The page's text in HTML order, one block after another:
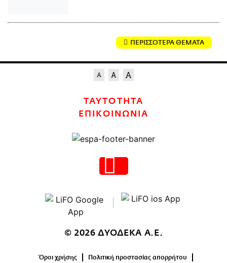
ΠΕΡΙΣΣΟΤΕΡΑ ΘΕΜΑΤΑ
ΤΑΥΤΟΤΗΤΑ
ΕΠΙΚΟΙΝΩΝΙΑ
© 2026 ΔΥΟΔΕΚΑ Α.Ε.
Όροι χρήσης Πολιτική προστασίας απορρήτου